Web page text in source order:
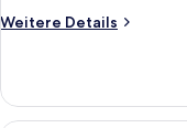
View)
Weitere Details
Weitere
Mehrere
Betten